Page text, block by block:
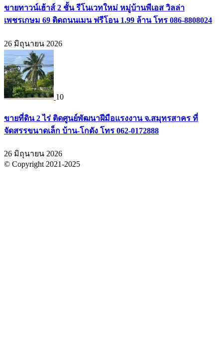
ขายทาวน์เฮ้าส์ 2 ชั้น รีโนเวทใหม่ หมู่บ้านพีเอส วิลล่า
เพชรเกษม 69 ติดถนนเมน ฟรีโอน 1.99 ล้าน โทร 086-8808024
26 มิถุนายน 2026
10
ขายที่ดิน 2 ไร่ ติดศูนย์พัฒนาฝีมือแรงงาน จ.สมุทรสาคร ที่
จัดสรรขนาดเล็ก บ้าน-โกดัง โทร 062-0172888
26 มิถุนายน 2026
© Copyright 2021-2025